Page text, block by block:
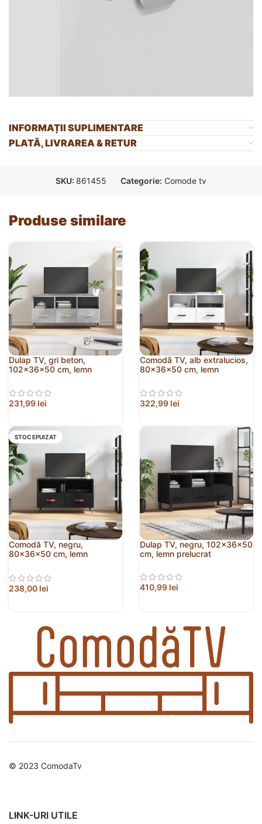
INFORMAȚII SUPLIMENTARE
PLATĂ, LIVRAREA & RETUR
SKU: 861455 Categorie: Comode tv
Produse similare
Dulap TV, gri beton,
102x36x50 cm, lemn
231,99 lei
Comodă TV, alb extralucios,
80x36x50 cm, lemn
322,99 lei
STOC EPUIZAT
Comodă TV, negru,
80x36x50 cm, lemn
238,00 lei
Dulap TV, negru, 102x36x50
cm, lemn prelucrat
410,99 lei
© 2023 ComodaTv
LINK-URI UTILE